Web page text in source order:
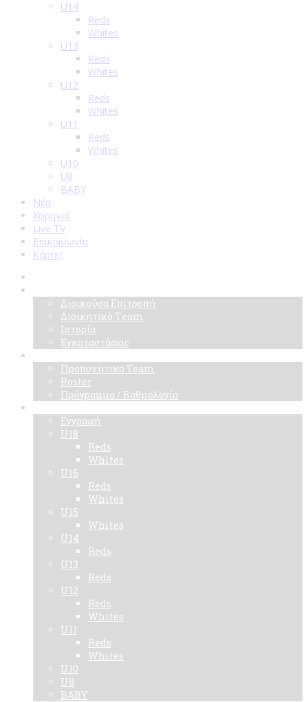
U14
Reds
Whites
U13
Reds
Whites
U12
Reds
Whites
U11
Reds
Whites
U10
U8
BABY
Νέα
Χορηγοί
Live TV
Επικοινωνία
Κάρτες
Διοικούσα Επιτροπή
Διοικητικό Τeam
Ιστορία
Εγκαταστάσεις
Προπονητικό Team
Roster
Πρόγραμμα / Βαθμολογία
Εγγραφή
U18
Reds
Whites
U16
Reds
Whites
U15
Whites
U14
Reds
U13
Reds
U12
Reds
Whites
U11
Reds
Whites
U10
U8
BABY